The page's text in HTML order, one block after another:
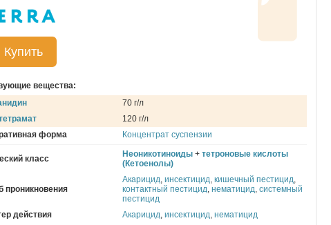
Купить
вещества:
70 г/л
120 г/л
форма
Концентрат суспензии
класс Неоникотиноиды + тетроновые кислоты
(Кетоенолы)
проникновения
Акарицид, инсектицид, кишечный пестицид,
контактный пестицид, нематицид, системный
пестицид
действия
Акарицид, инсектицид, нематицид